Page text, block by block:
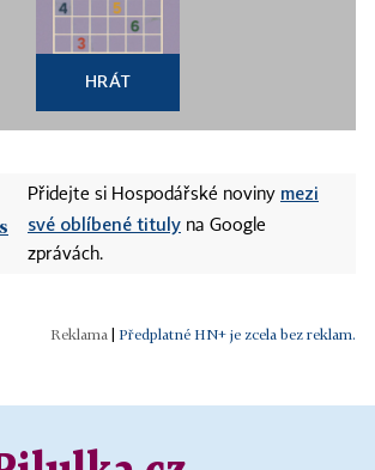
HRÁT
Přidejte si Hospodářské noviny mezi
své oblíbené tituly na Google
zprávách.
Předplatné HN+ je zcela bez reklam.